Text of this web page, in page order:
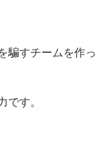
騙すチームを作っ
です。